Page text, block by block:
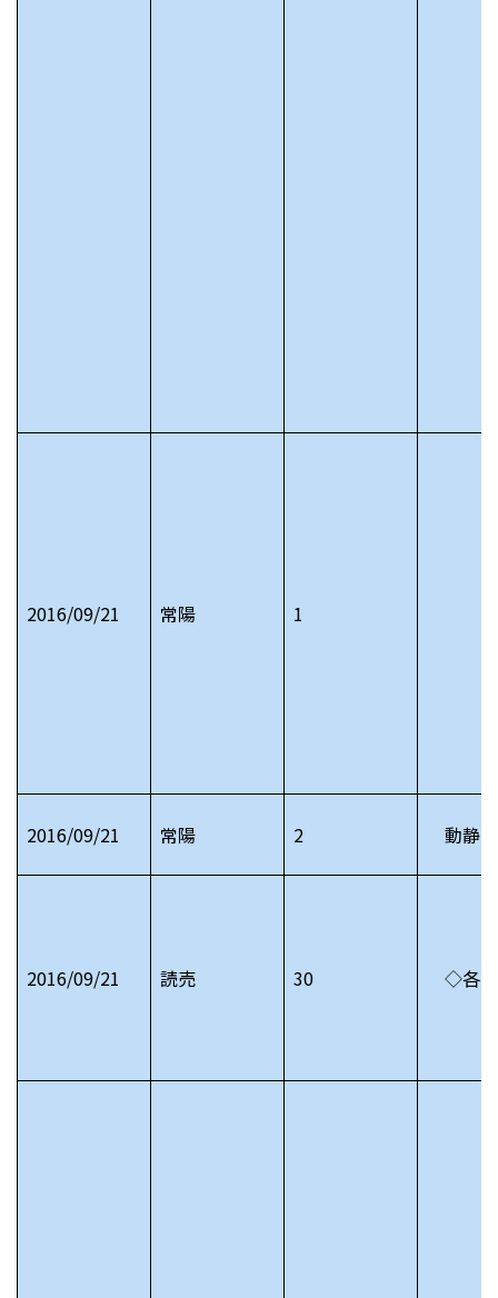
2016/09/21 常陽 1
2016/09/21 常陽 2 動静
2016/09/21 読売 30 ◇各市